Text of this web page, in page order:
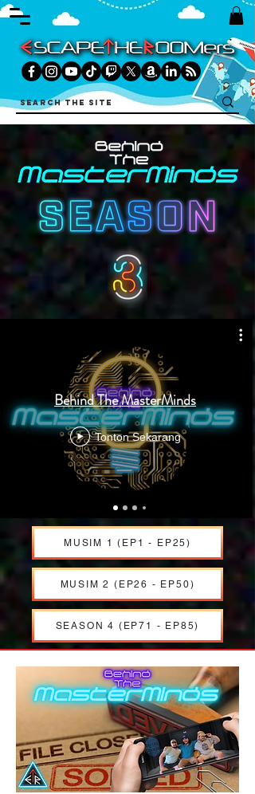
Behind The MasterMinds
Tonton Sekarang
MUSIM 1 (EP1 - EP25)
MUSIM 2 (EP26 - EP50)
SEASON 4 (EP71 - EP85)